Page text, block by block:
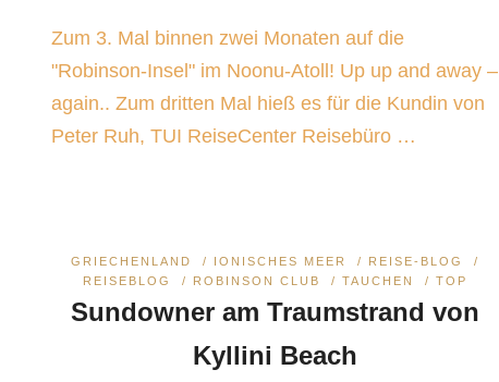
Zum 3. Mal binnen zwei Monaten auf die
"Robinson-Insel" im Noonu-Atoll! Up up and away –
again.. Zum dritten Mal hieß es für die Kundin von
Peter Ruh, TUI ReiseCenter Reisebüro …
GRIECHENLAND / IONISCHES MEER / REISE-BLOG
/
REISEBLOG
/ ROBINSON CLUB / TAUCHEN / TOP
Sundowner am Traumstrand von
Kyllini Beach